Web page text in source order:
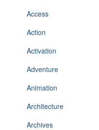
Access
Action
Activation
Adventure
Animation
Architecture
Archives